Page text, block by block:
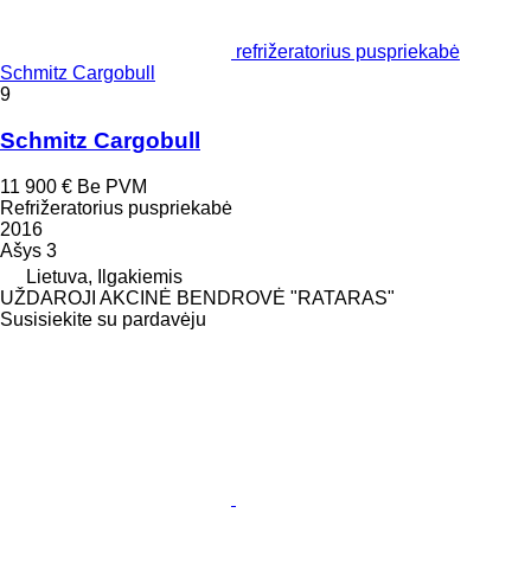
refrižeratorius puspriekabė
Schmitz Cargobull
9
Schmitz Cargobull
11 900 € Be PVM
Refrižeratorius puspriekabė
2016
Ašys 3
Lietuva, Ilgakiemis
UŽDAROJI AKCINĖ BENDROVĖ "RATARAS"
Susisiekite su pardavėju